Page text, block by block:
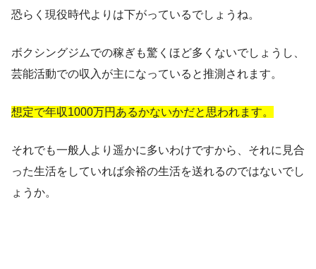
恐らく現役時代よりは下がっているでしょうね。
ボクシングジムでの稼ぎも驚くほど多くないでしょうし、
芸能活動での収入が主になっていると推測されます。
想定で年収1000万円あるかないかだと思われます。
それでも一般人より遥かに多いわけですから、それに見合
った生活をしていれば余裕の生活を送れるのではないでし
ょうか。